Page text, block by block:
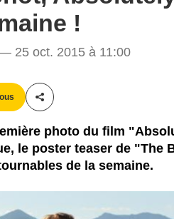
!
25 oct. 2015 à 11:00
Partager cet article
photo du film
le poster teaser de "The
de la semaine.